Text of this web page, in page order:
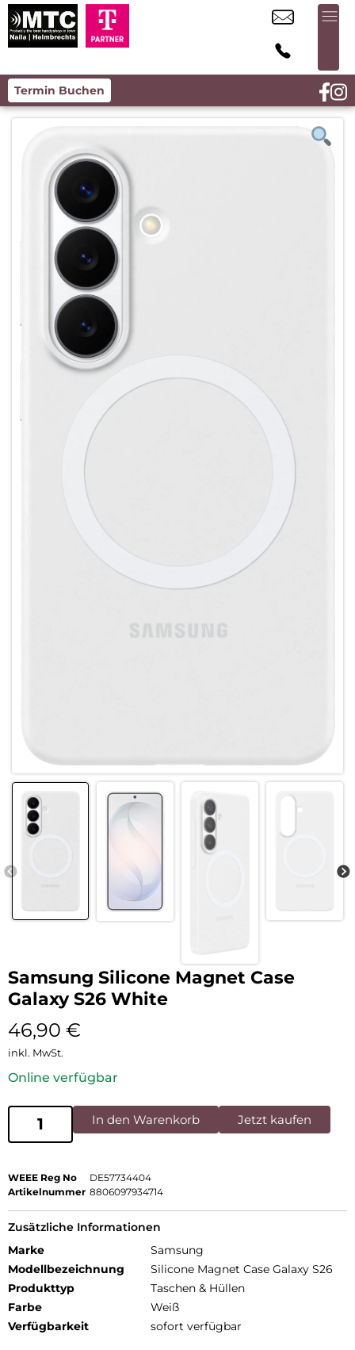
Termin Buchen
Samsung Silicone Magnet Case
Galaxy S26 White
46,90 €
inkl. MwSt.
Online verfügbar
In den Warenkorb Jetzt kaufen
WEEE Reg No
DE57734404
Artikelnummer 8806097934714
Zusätzliche Informationen
Marke
Samsung
Modellbezeichnung
Silicone Magnet Case Galaxy S26
Produkttyp
Taschen & Hüllen
Farbe
Weiß
Verfügbarkeit
sofort verfügbar